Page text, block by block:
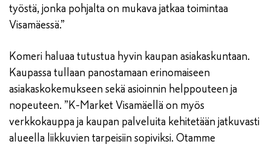
työstä, jonka pohjalta on mukava jatkaa toimintaa
Visamäessä.”
Komeri haluaa tutustua hyvin kaupan asiakaskuntaan.
Kaupassa tullaan panostamaan erinomaiseen
asiakaskokemukseen sekä asioinnin helppouteen ja
nopeuteen. ”K-Market Visamäellä on myös
verkkokauppa ja kaupan palveluita kehitetään jatkuvasti
alueella liikkuvien tarpeisiin sopiviksi. Otamme